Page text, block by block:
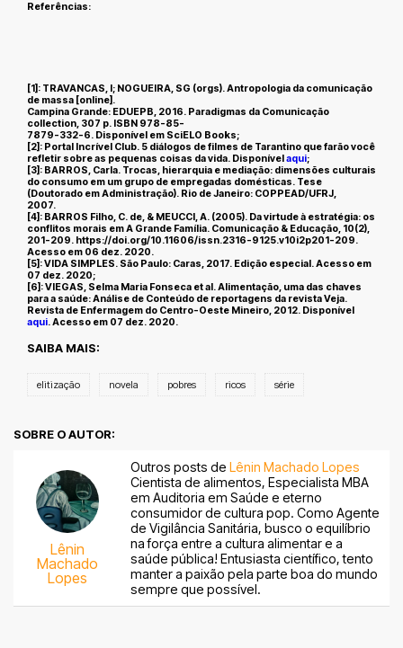
Referências:
[1]: TRAVANCAS, I; NOGUEIRA, SG (orgs).Antropologia da comunicação
de massa [online].
Campina Grande: EDUEPB, 2016. Paradigmas da Comunicação
collection, 307 p. ISBN 978-85-
7879-332-6. Disponível em SciELO Books;
[2]: Portal Incrível Club. 5 diálogos de filmes de Tarantino que farão você
refletir sobre as pequenas coisas da vida. Disponívelaqui;
[3]: BARROS, Carla. Trocas, hierarquia e mediação: dimensões culturais
do consumo em um grupo de empregadas domésticas. Tese
(Doutorado em Administração). Rio de Janeiro: COPPEAD/UFRJ,
2007.
[4]: BARROS Filho, C. de, & MEUCCI, A. (2005). Da virtude à estratégia: os
conflitos morais em A Grande Família. Comunicação & Educação, 10(2),
201-209. https://doi.org/10.11606/issn.2316-9125.v10i2p201-209.
Acesso em 06 dez. 2020.
[5]: VIDA SIMPLES. São Paulo: Caras, 2017. Edição especial. Acesso em
07 dez. 2020;
[6]: VIEGAS, Selma Maria Fonseca et al.Alimentação, uma das chaves
para a saúde: Análise de Conteúdo de reportagens da revista Veja.
Revista de Enfermagem do Centro-Oeste Mineiro, 2012. Disponível
aqui. Acesso em 07 dez. 2020.
SAIBA MAIS:
elitização novela pobres ricos série
SOBRE O AUTOR:
Lênin
Machado
Lopes
Outros posts de Lênin Machado Lopes
Cientista de alimentos, Especialista MBA
em Auditoria em Saúde e eterno
consumidor de cultura pop. Como Agente
de Vigilância Sanitária, busco o equilíbrio
na força entre a cultura alimentar e a
saúde pública! Entusiasta científico, tento
manter a paixão pela parte boa do mundo
sempre que possível.